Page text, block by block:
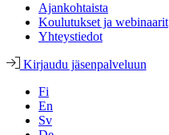
Ajankohtaista
Koulutukset ja webinaarit
Yhteystiedot
Kirjaudu jäsenpalveluun
Fi
En
Sv